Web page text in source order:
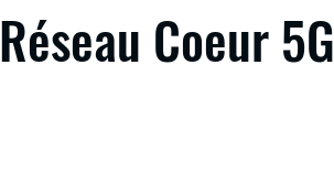
Réseau Coeur 5G